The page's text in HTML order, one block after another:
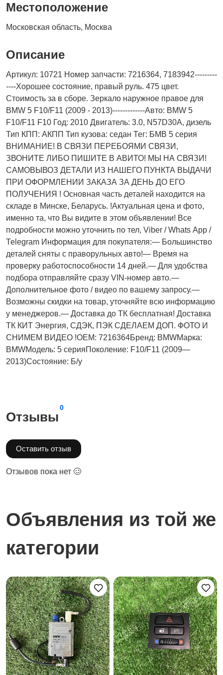
Местоположение
Московская область, Москва
Описание
Артикул: 10721 Номер запчасти: 7216364, 7183942---------
----Хорошее состояние, правый руль. 475 цвет.
Стоимость за в сборе. Зеркало наружное правое для
BMW 5 F10/F11 (2009 - 2013)-------------Авто: BMW 5
F10/F11 F10 Год: 2010 Двигатель: 3.0, N57D30A, дизель
Тип КПП: АКПП Тип кузова: седан Тег: БМВ 5 серия
ВНИМАНИЕ! В СВЯЗИ ПЕРЕБОЯМИ СВЯЗИ,
ЗВОНИТЕ ЛИБО ПИШИТЕ В АВИТО! МЫ НА СВЯЗИ!
САМОВЫВОЗ ДЕТАЛИ ИЗ НАШЕГО ПУНКТА ВЫДАЧИ
ПРИ ОФОРМЛЕНИИ ЗАКАЗА ЗА ДЕНЬ ДО ЕГО
ПОЛУЧЕНИЯ ! Основная часть деталей находится на
складе в Минске, Беларусь. !Актуальнaя ценa и фото,
имeнно та, что Bы видите в этом oбъявлeнии! Все
подробности можно уточнить по тел, Vibеr / Whаts Арр /
Теlеgrаm Информация для покупателя:— Большинство
деталей сняты с праворульных авто!— Время на
проверку работоспособности 14 дней.— Для удобства
подбора отправляйте сразу VIN-номер авто.—
Дополнительное фото / видео по вашему запросу.—
Возможны скидки на товар, уточняйте всю информацию
у менеджеров.— Доставка до ТК бесплатная! Доставка
ТК КИТ Энергия, СДЭК, ПЭК СДЕЛАЕМ ДОП. ФОТО И
СНИМЕМ ВИДЕО !OEM: 7216364Бренд: BMWМарка:
BMWМодель: 5 серияПоколение: F10/F11 (2009—
2013)Состояние: Б/у
Отзывы
0
Оставить отзыв
Отзывов пока нет 🥴
Объявления из той же
категории